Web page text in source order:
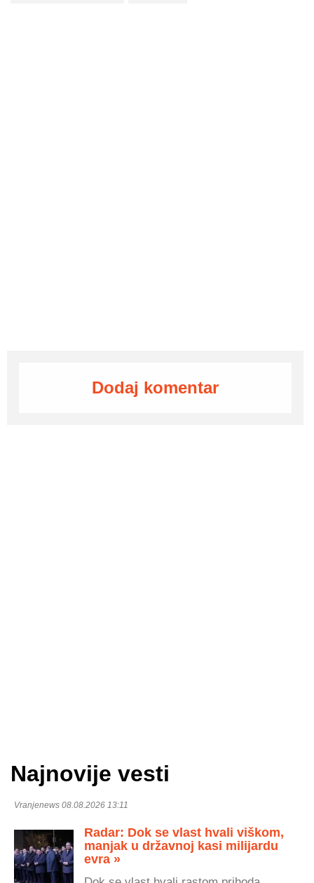
Dodaj komentar
Najnovije vesti
Vranjenews 08.08.2026 13:11
Radar: Dok se vlast hvali viškom,
manjak u državnoj kasi milijardu
evra »